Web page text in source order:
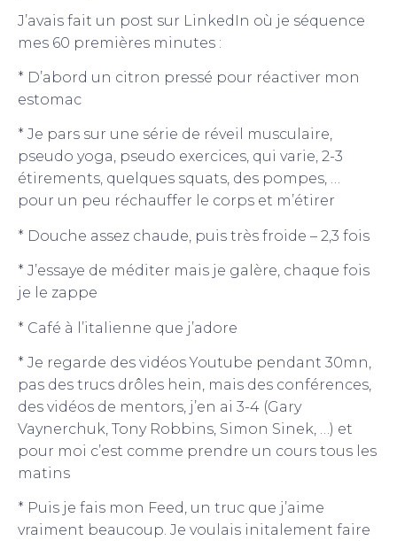
J’avais fait un post sur LinkedIn où je séquence
mes 60 premières minutes :
* D’abord un citron pressé pour réactiver mon
estomac
* Je pars sur une série de réveil musculaire,
pseudo yoga, pseudo exercices, qui varie, 2-3
étirements, quelques squats, des pompes, …
pour un peu réchauffer le corps et m’étirer
* Douche assez chaude, puis très froide – 2,3 fois
* J’essaye de méditer mais je galère, chaque fois
je le zappe
* Café à l’italienne que j’adore
* Je regarde des vidéos Youtube pendant 30mn,
pas des trucs drôles hein, mais des conférences,
des vidéos de mentors, j’en ai 3-4 (Gary
Vaynerchuk, Tony Robbins, Simon Sinek, …) et
pour moi c’est comme prendre un cours tous les
matins
* Puis je fais mon Feed, un truc que j’aime
vraiment beaucoup. Je voulais initalement faire